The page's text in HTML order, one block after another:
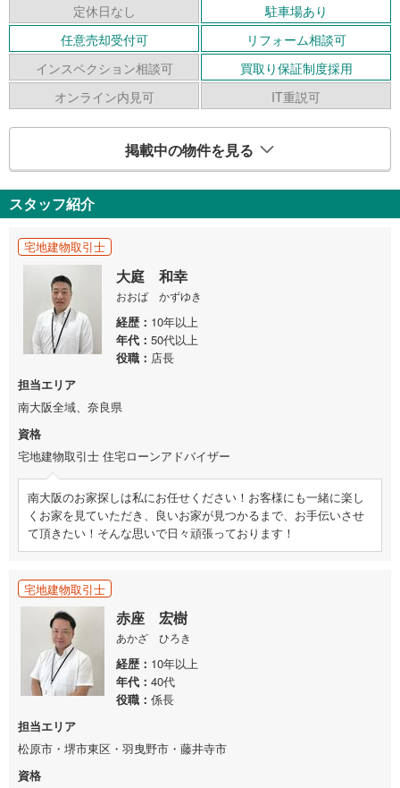
定休日なし
駐車場あり
任意売却受付可
リフォーム相談可
インスペクション相談可
買取り保証制度採用
オンライン内見可
IT重説可
掲載中の物件を見る
スタッフ紹介
宅地建物取引士
大庭 和幸
おおば かずゆき
経歴
10年以上
年代
50代以上
役職
店長
担当エリア
南大阪全域、奈良県
資格
宅地建物取引士 住宅ローンアドバイザー
南大阪のお家探しは私にお任せください！お客様にも一緒に楽し
くお家を見ていただき、良いお家が見つかるまで、お手伝いさせ
て頂きたい！そんな思いで日々頑張っております！
宅地建物取引士
赤座 宏樹
あかざ ひろき
経歴
10年以上
年代
40代
役職
係長
担当エリア
松原市・堺市東区・羽曳野市・藤井寺市
資格